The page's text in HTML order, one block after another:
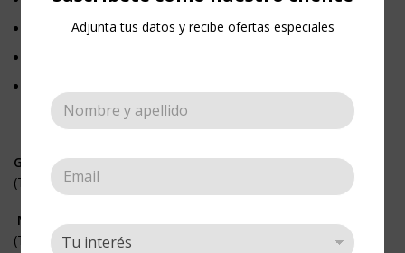
Adjunta tus datos y recibe ofertas especiales
Somos fabricantes.
GRANDES
(Tamaño 21 x 27 cm)
MEDIANOS
(Tamaño 14 x 21 cm)